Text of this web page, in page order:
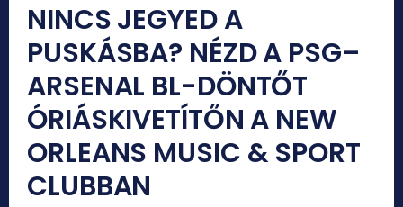
NINCS JEGYED A
PUSKÁSBA? NÉZD A PSG–
ARSENAL BL-DÖNTŐT
ÓRIÁSKIVETÍTŐN A NEW
ORLEANS MUSIC & SPORT
CLUBBAN